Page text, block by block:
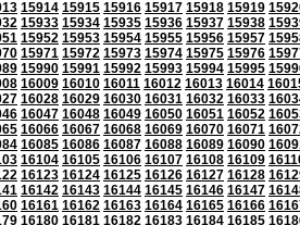
15914 15915 15916 15917 15918 15919
15933 15934 15935 15936 15937 15938
15952 15953 15954 15955 15956 15957
15971 15972 15973 15974 15975 15976
15990 15991 15992 15993 15994 15995
16009 16010 16011 16012 16013 16014
16028 16029 16030 16031 16032 16033
16047 16048 16049 16050 16051 16052
16066 16067 16068 16069 16070 16071
16085 16086 16087 16088 16089 16090
16104 16105 16106 16107 16108 16109
16123 16124 16125 16126 16127 16128
16142 16143 16144 16145 16146 16147
16161 16162 16163 16164 16165 16166
16180 16181 16182 16183 16184 16185